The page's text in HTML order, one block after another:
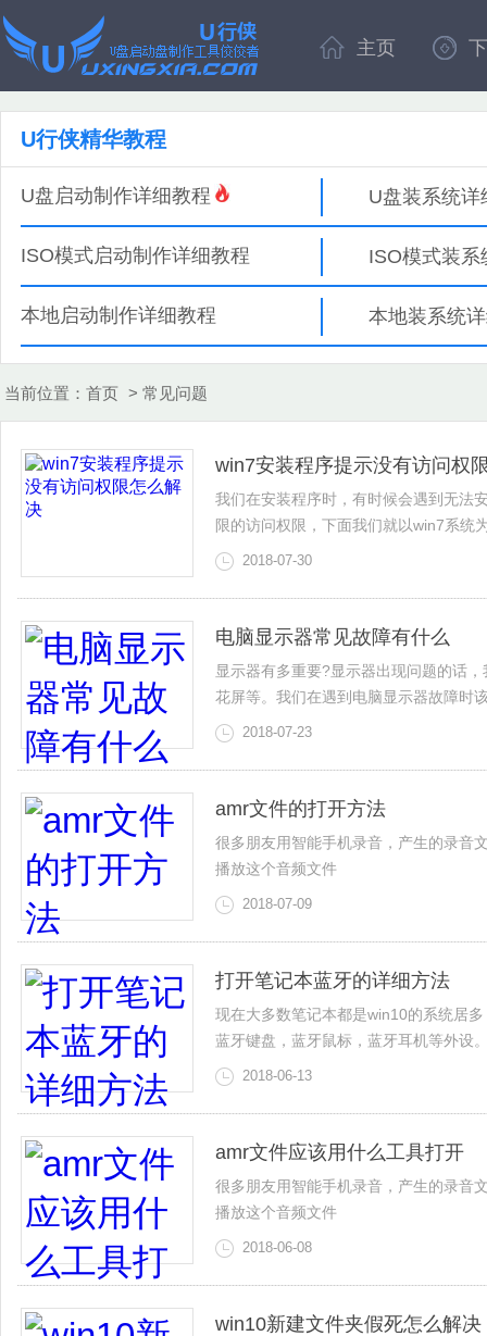
主页
U行侠精华教程
U盘启动制作详细教程 U盘装系统详
ISO模式启动制作详细教程 ISO模式装系
本地启动制作详细教程 本地装系统
当前位置： 首页 > 常见问题
win7安装程序提示没有访问权
我们在安装程序时，有时候会遇到无法
限的访问权限，下面我们就以win7系统
2018-07-30
电脑显示器常见故障有什么
显示器有多重要?显示器出现问题的话
花屏等。我们在遇到电脑显示器故障时
2018-07-23
amr文件的打开方法
很多朋友用智能手机录音，产生的录音
播放这个音频文件
2018-07-09
打开笔记本蓝牙的详细方法
现在大多数笔记本都是win10的系统居
蓝牙键盘，蓝牙鼠标，蓝牙耳机等外设
2018-06-13
amr文件应该用什么工具打开
很多朋友用智能手机录音，产生的录音
播放这个音频文件
2018-06-08
win10新建文件夹假死怎么解决